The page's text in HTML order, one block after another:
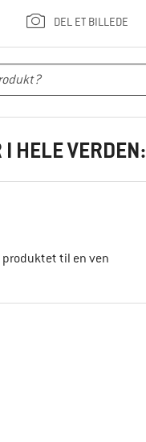
DEL ET BILLEDE
I HELE VERDEN:
produktet til en ven